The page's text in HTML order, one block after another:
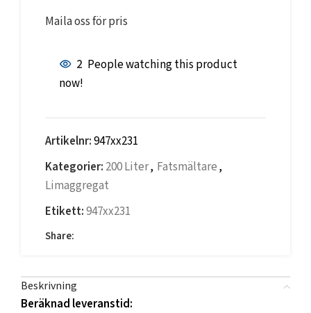
Maila oss för pris
2 People watching this product
now!
Artikelnr:947xx231
Kategorier: 200 Liter, Fatsmältare,
Limaggregat
Etikett:947xx231
Share:
Beskrivning
Beräknad leveranstid: